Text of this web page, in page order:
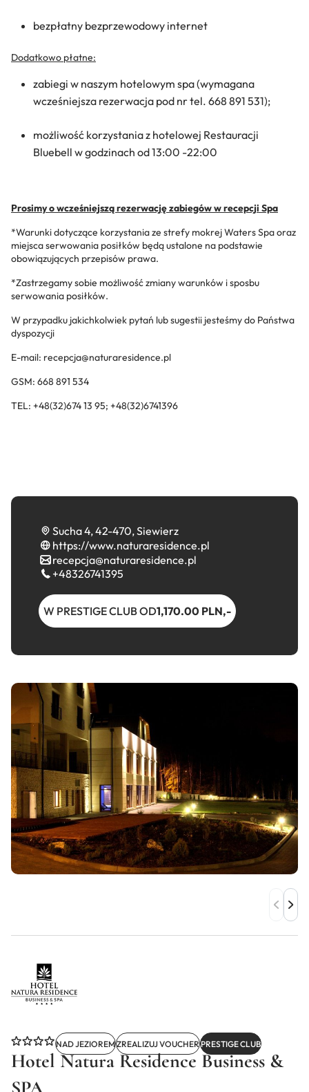
bezpłatny bezprzewodowy internet
Dodatkowo płatne:
zabiegi w naszym hotelowym spa (wymagana
wcześniejsza rezerwacja pod nr tel. 668 891 531);
możliwość korzystania z hotelowej Restauracji
Bluebell w godzinach od 13:00 -22:00
Prosimy o wcześniejszą rezerwację zabiegów w recepcji Spa
*Warunki dotyczące korzystania ze strefy mokrej Waters Spa oraz
miejsca serwowania posiłków będą ustalone na podstawie
obowiązujących przepisów prawa.
*Zastrzegamy sobie możliwość zmiany warunków i sposbu
serwowania posiłków.
W przypadku jakichkolwiek pytań lub sugestii jesteśmy do Państwa
dyspozycji
E-mail: recepcja@naturaresidence.pl
GSM: 668 891 534
TEL: +48(32)674 13 95; +48(32)6741396
Sucha 4, 42-470, Siewierz
https://www.naturaresidence.pl
recepcja@naturaresidence.pl
+48326741395
W PRESTIGE CLUB OD1,170.00 PLN,-
NAD JEZIOREMZREALIZUJ VOUCHER PRESTIGE CLUB
Hotel Natura Residence Business &